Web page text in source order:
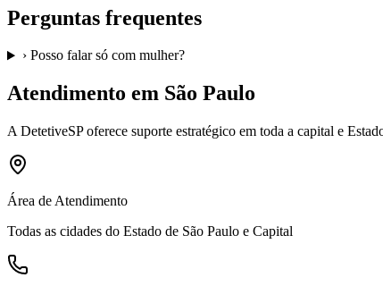
Perguntas frequentes
› Posso falar só com mulher?
Atendimento em São Paulo
A DetetiveSPoferece suporte estratégico em toda a capital e
Área de Atendimento
Todas as cidades do Estado de São Paulo e Capital